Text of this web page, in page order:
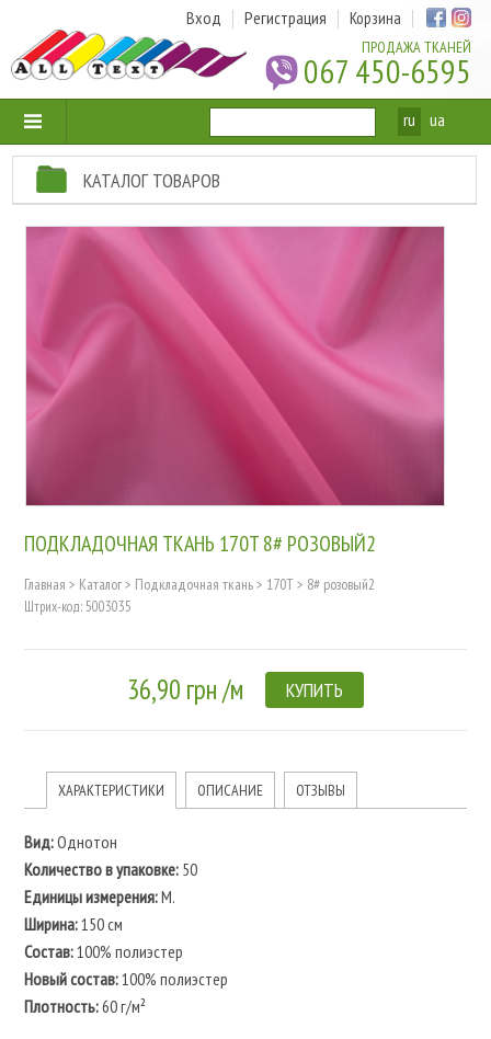
ПРОДАЖА ТКАНЕЙ
067 450-6595
Вход Регистрация Корзина
ru ua
КАТАЛОГ ТОВАРОВ
ПОДКЛАДОЧНАЯ ТКАНЬ 170T 8# РОЗОВЫЙ2
Главная > Каталог> Подкладочная ткань> 170T> 8# розовый2
Штрих-код: 5003035
36,90 грн /м КУПИТЬ
ХАРАКТЕРИСТИКИ ОПИСАНИЕ ОТЗЫВЫ
Вид:Однотон
Количество в упаковке:50
Единицы измерения:M.
Ширина:150 см
Состав:100% полиэстер
Новый состав:100% полиэстер
Плотность:60 г/м²